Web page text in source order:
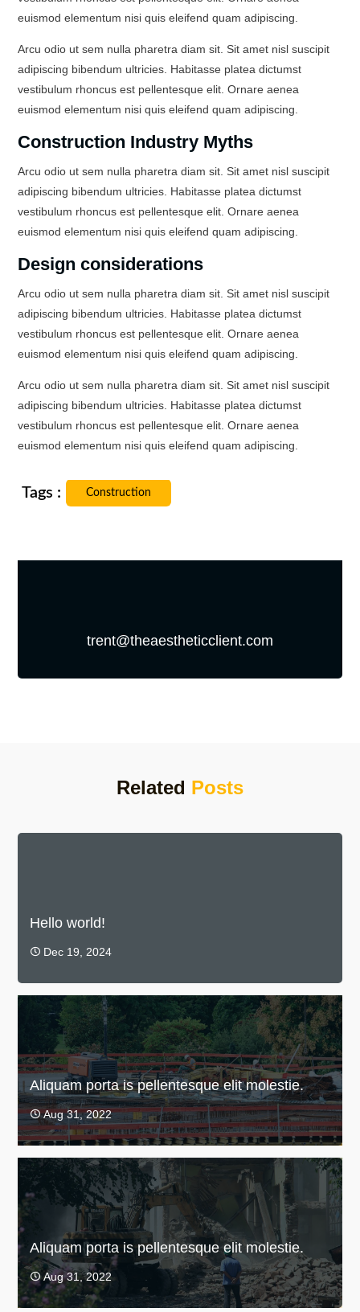
euismod elementum nisi quis eleifend quam adipiscing.
Arcu odio ut sem nulla pharetra diam sit. Sit amet nisl suscipit
adipiscing bibendum ultricies. Habitasse platea dictumst
vestibulum rhoncus est pellentesque elit. Ornare aenea
euismod elementum nisi quis eleifend quam adipiscing.
Construction Industry Myths
Arcu odio ut sem nulla pharetra diam sit. Sit amet nisl suscipit
adipiscing bibendum ultricies. Habitasse platea dictumst
vestibulum rhoncus est pellentesque elit. Ornare aenea
euismod elementum nisi quis eleifend quam adipiscing.
Design considerations
Arcu odio ut sem nulla pharetra diam sit. Sit amet nisl suscipit
adipiscing bibendum ultricies. Habitasse platea dictumst
vestibulum rhoncus est pellentesque elit. Ornare aenea
euismod elementum nisi quis eleifend quam adipiscing.
Arcu odio ut sem nulla pharetra diam sit. Sit amet nisl suscipit
adipiscing bibendum ultricies. Habitasse platea dictumst
vestibulum rhoncus est pellentesque elit. Ornare aenea
euismod elementum nisi quis eleifend quam adipiscing.
Construction
trent@theaestheticclient.com
Related Posts
Hello world!
 Dec 19, 2024
Aliquam porta is pellentesque elit molestie.
 Aug 31, 2022
Aliquam porta is pellentesque elit molestie.
 Aug 31, 2022